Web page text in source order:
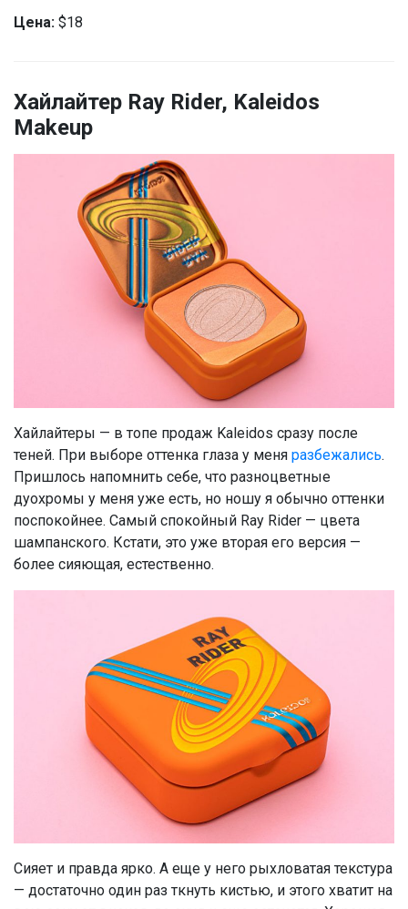
Цена: $18
Хайлайтер Ray Rider, Kaleidos
Makeup
Хайлайтеры — в топе продаж Kaleidos сразу после
теней. При выборе оттенка глаза у меня разбежались.
Пришлось напомнить себе, что разноцветные
дуохромы у меня уже есть, но ношу я обычно оттенки
поспокойнее. Самый спокойный Ray Rider — цвета
шампанского. Кстати, это уже вторая его версия —
более сияющая, естественно.
Сияет и правда ярко. А еще у него рыхловатая текстура
— достаточно один раз ткнуть кистью, и этого хватит на